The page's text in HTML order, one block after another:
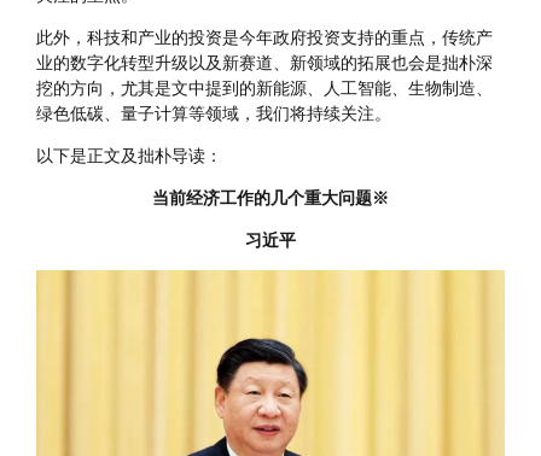
们的投资将如何在消费上切入，也许中低收入消费者会告诉我
们答案。在具体赛道上，文中提到的住房改善、新能源汽车、
养老服务、教育医疗文化体育服务等方向会是我们在消费领域
关注的重点。
业的数字化转型升级以及新赛道、新领域的拓展也会是拙朴深
绿色低碳、量子计算等领域，我们将持续关注。